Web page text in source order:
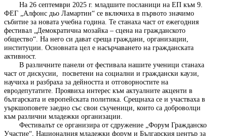
На 26 септември 2025 г. младшите посланици на ЕП към 9.
ФЕГ „Алфонс дьо Ламартин“ се включиха в първото значимо
събитие за новата учебна година. Те станаха част от ежегодния
фестивал „Демократична мозайка – сцена на гражданското
общество“. На него си дават среща граждани, организации,
институции. Основната цел е насърчаването на гражданската
активност.
В различните панели от фестивала нашите ученици станаха
част от дискусии,
посветени на социални и граждански каузи,
научиха и разбраха за дейността и отговорностите на
евродепутатите. Проявиха интерес към актуалните акценти в
българската и европейската политика. Срещнаха се и участваха в
уъркшоповете заедно със свои съученици, които са доброволци
към различни младежки организации.
Фестивалът се организира от сдружение „Форум Гражданско
Участие“, Националния младежки форум и Българския център за